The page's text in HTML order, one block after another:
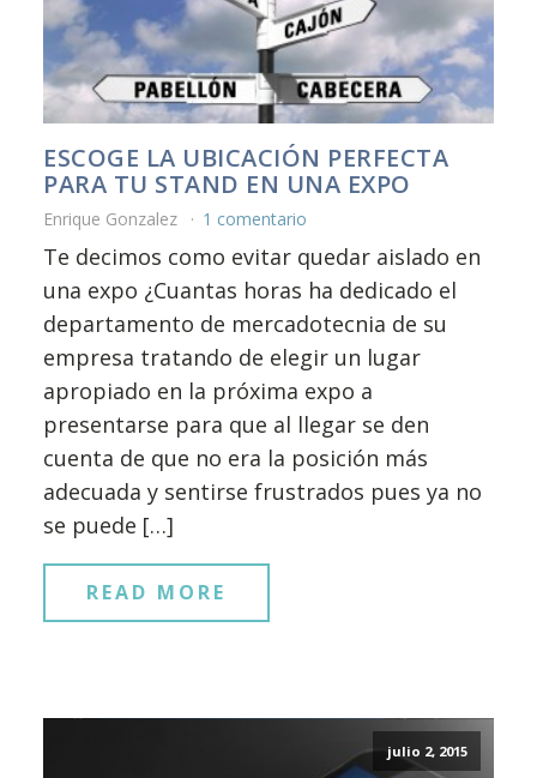
ESCOGE LA UBICACIÓN PERFECTA
PARA TU STAND EN UNA EXPO
Enrique Gonzalez 1 comentario
Te decimos como evitar quedar aislado en
una expo ¿Cuantas horas ha dedicado el
departamento de mercadotecnia de su
empresa tratando de elegir un lugar
apropiado en la próxima expo a
presentarse para que al llegar se den
cuenta de que no era la posición más
adecuada y sentirse frustrados pues ya no
se puede […]
READ MORE
julio 2, 2015